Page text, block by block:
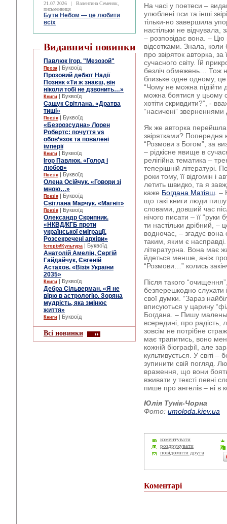
21.07.2026 |
Валентина Семеняк,
письменниця
Бути Небом ― це любити
всіх
Видавничі новинки
Павлюк Ігор. "Мезозой"
Проза | Буквоїд
Прозовий дебют Надії
Позняк «Ти ж знаєш, він
ніколи тобі не дзвонить…»
Книги | Буквоїд
Сащук Світлана. «Дратва
тиші»
Поезія | Буквоїд
«Безрозсудна» Лорен
Робертс: почуття vs
обов’язок та повалені
імперії
Книги | Буквоїд
Ігор Павлюк. «Голод і
любов»
Поезія | Буквоїд
Олена Осійчук. «Говори зі
мною…»
Поезія | Буквоїд
Світлана Марчук. «Магніт»
Поезія | Буквоїд
Олександр Скрипник.
«НКВД/КГБ проти
української еміграції.
Розсекречені архіви»
Історія/Культура | Буквоїд
Анатолій Амелін, Сергій
Гайдайчук, Євгеній
Астахов. «Візія України
2035»
Книги | Буквоїд
Дебра Сільверман. «Я не
вірю в астрологію. Зоряна
мудрість, яка змінює
життя»
Книги | Буквоїд
Всі новинки
На часі у поетеси –
улюблені пси та інші
тільки-но завершила
настільки не
– розповідає вона. – Цю
відсотками. Знала,
про звіряток авторка,
сучасного світу. Їй
безліч обмежень… Тож
близьке одне одному,
“Чому не можна підійти
можна боятися у цьому
хотіти скривдити?”, -
“насичені” зверненнями
Як же авторка перейшла
звірятками? Попередня
“Розмови з Богом”, за
– рідкісне явище в
релігійна тематика –
теперішній літературі.
роки тому, її відгомін і
летить швидко, та я
каже Богдана Матіяш .
що такі книги люди
словами, довший час
нічого писати – її
ти настільки дрібний, –
водночас, – згадує
таким, яким є
літературна. Вона має
йдеться менше, аніж про
“Розмови…” колись
Після такого
безперешкодно слухати
свої думки. “Зараз
вписуються у царину
Богдана. – Пишу
всередині, про
зовсім не потрібне
має трапитись, воно
кожній біографії, але
культивується. У світі
зупинити свій погляд.
враження, що вони
вживати у тексті певні
пише про ангелів – ні в
Юлія Тунік-Чорна
Фото: umoloda.kiev.ua
коментувати
роздрукувати
повідомити друга
Коментарі